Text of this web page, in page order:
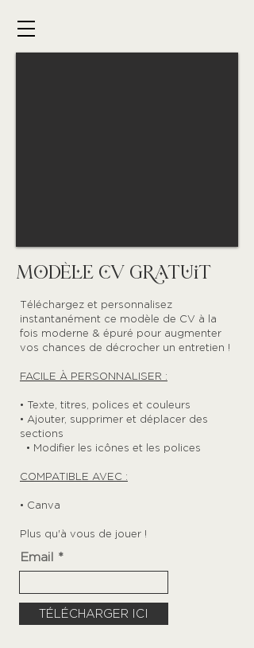
modèle cv gratuit
Téléchargez et personnalisez
instantanément ce modèle de CV à la
fois moderne & épuré pour augmenter
vos chances de décrocher un entretien !
FACILE À PERSONNALISER :
• Texte, titres, polices et couleurs
• Ajouter, supprimer et déplacer des
sections
• Modifier les icônes et les polices
COMPATIBLE AVEC :
• Canva
Plus qu'à vous de jouer !
Email
TÉLÉCHARGER ICI